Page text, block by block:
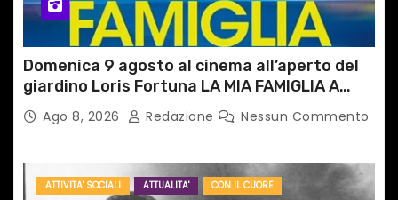
Domenica 9 agosto al cinema all’aperto del
giardino Loris Fortuna LA MIA FAMIGLIA A
TAIPEIAgo 8, 2026 Redazione Nessun Commento
ATTIVITA' SOCIALI ATTUALITA' CON IL CUORE